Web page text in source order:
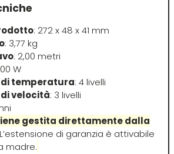
Morgan's
Moroccanoil
Morocutti
Moser
: 272 x 48 x 41 mm
: 3,77 kg
: 2,00 metri
W
temperatura: 4 livelli
velocità: 3 livelli
gestita direttamente dalla
L’estensione di garanzia è attivabile
madre.